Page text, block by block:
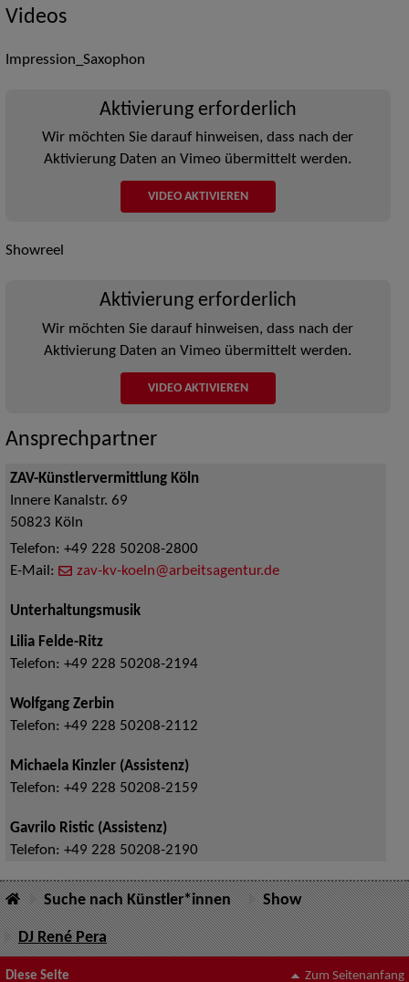
Videos
Impression_Saxophon
Aktivierung erforderlich
Wir möchten Sie darauf hinweisen, dass nach der
Aktivierung Daten an Vimeo übermittelt werden.
VIDEO AKTIVIEREN
Showreel
Aktivierung erforderlich
Wir möchten Sie darauf hinweisen, dass nach der
Aktivierung Daten an Vimeo übermittelt werden.
VIDEO AKTIVIEREN
Ansprechpartner
ZAV-Künstlervermittlung Köln
Innere Kanalstr. 69
50823 Köln
Telefon: +49 228 50208-2800
E-Mail:
zav-kv-koeln@arbeitsagentur.de
Unterhaltungsmusik
Lilia Felde-Ritz
Telefon: +49 228 50208-2194
Wolfgang Zerbin
Telefon: +49 228 50208-2112
Michaela Kinzler (Assistenz)
Telefon: +49 228 50208-2159
Gavrilo Ristic (Assistenz)
Telefon: +49 228 50208-2190
Suche nach Künstler*innen Show
DJ René Pera
Diese Seite Zum Seitenanfang